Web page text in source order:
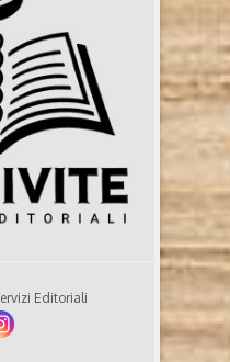
della musica, dal
Perone (San
anni dalla sua
un simbolo
Erano i primi
il musicista ci
sessant’anni, in
Editoriali